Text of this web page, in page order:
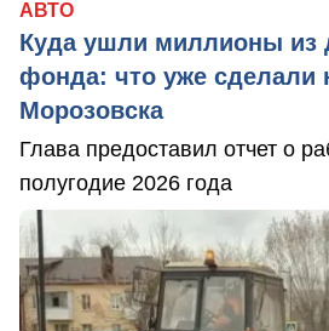
АВТО
Куда ушли миллионы из
фонда: что уже сделали
Морозовска
Глава предоставил отчет о
полугодие 2026 года